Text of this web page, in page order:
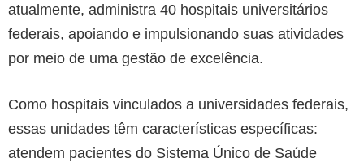
atualmente, administra 40 hospitais universitários
federais, apoiando e impulsionando suas atividades
por meio de uma gestão de excelência.
Como hospitais vinculados a universidades federais,
essas unidades têm características específicas:
atendem pacientes do Sistema Único de Saúde